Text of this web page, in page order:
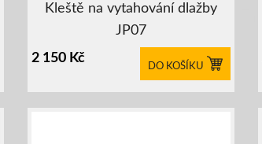
Kleště na vytahování dlažby
JP07
2 150 Kč
DO KOŠÍKU